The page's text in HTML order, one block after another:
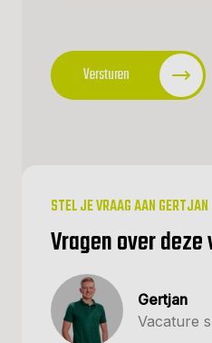
Versturen
STEL JE VRAAG AAN GERTJAN
Vragen over
Gertjan
Vacature